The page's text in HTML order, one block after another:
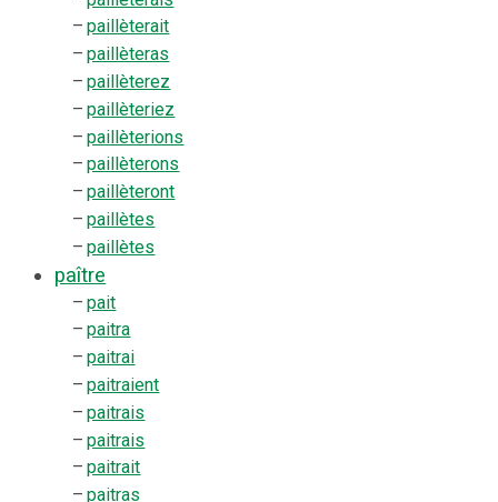
– paillèterait
– paillèteras
– paillèterez
– paillèteriez
– paillèterions
– paillèterons
– paillèteront
– paillètes
– paillètes
paître
– pait
– paitra
– paitrai
– paitraient
– paitrais
– paitrais
– paitrait
– paitras